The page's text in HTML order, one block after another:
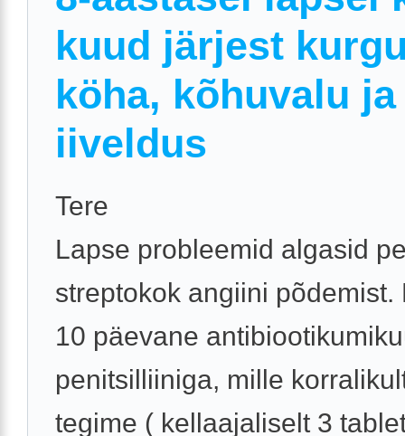
kuud järjest
köha, kõhuvalu ja
iiveldus
Tere
Lapse probleemid algasid
streptokok angiini põdemist.
10 päevane
penitsilliiniga, mille
tegime ( kellaajaliselt 3